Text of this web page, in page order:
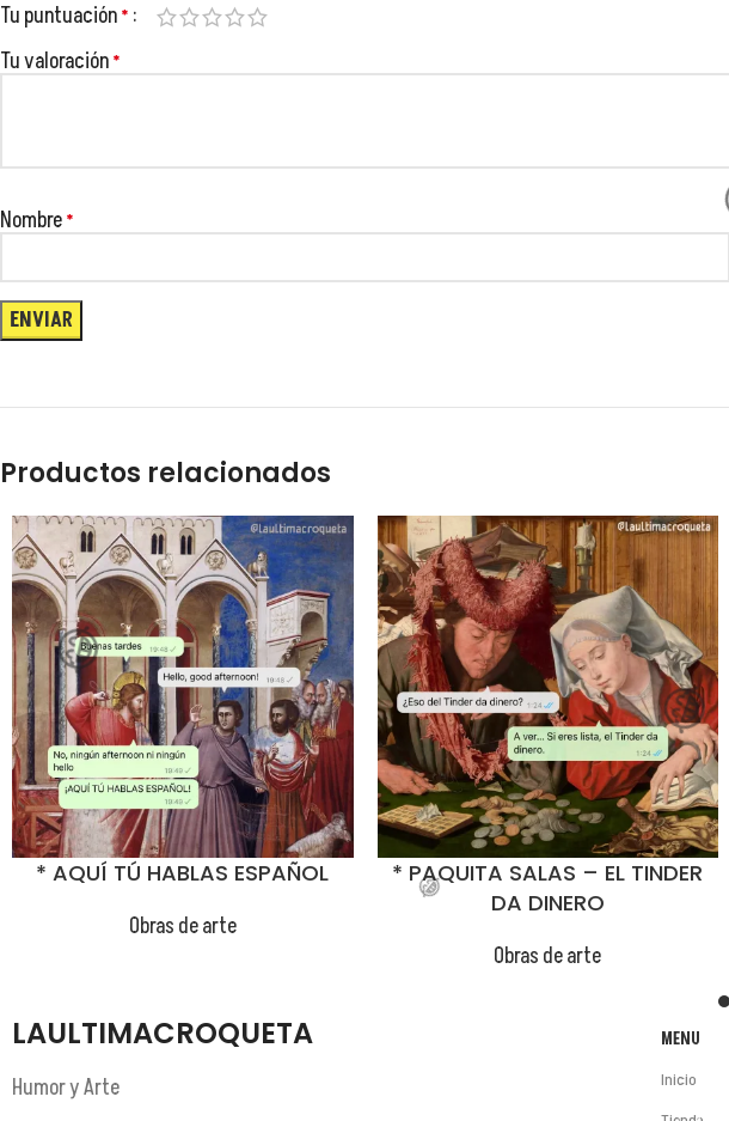
Tu puntuación*
Tu valoración*
Nombre*
Productos relacionados
* AQUÍ TÚ HABLAS ESPAÑOL
Obras de arte
* PAQUITA SALAS – EL TINDER
DA DINERO
Obras de arte
LAULTIMACROQUETA
Humor y Arte
MENU
Inicio
😂
😂 😂